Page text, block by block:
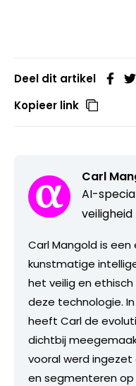
Deel dit artikel
Kopieer link
Carl
AI-
Carl Mangold is
kunstmatige
het veilig en
deze technologie.
heeft Carl de
dichtbij
vooral werd
en segmenteren op